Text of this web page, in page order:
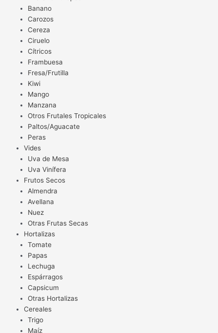
Banano
Carozos
Cereza
Ciruelo
Cítricos
Frambuesa
Fresa/Frutilla
Kiwi
Mango
Manzana
Otros Frutales Tropicales
Paltos/Aguacate
Peras
Vides
Uva de Mesa
Uva Vinífera
Frutos Secos
Almendra
Avellana
Nuez
Otras Frutas Secas
Hortalizas
Tomate
Papas
Lechuga
Espárragos
Capsicum
Otras Hortalizas
Cereales
Trigo
Maíz